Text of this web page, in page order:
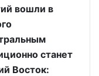
вошли в
станет
Восток: